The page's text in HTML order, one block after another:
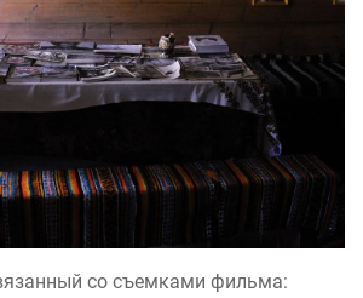
со съемками фильма: